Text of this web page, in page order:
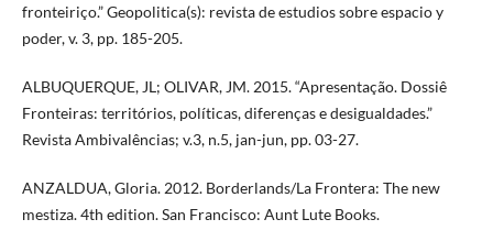
fronteiriço.” Geopolitica(s): revista de estudios sobre espacio y
poder, v. 3, pp. 185-205.
ALBUQUERQUE, JL; OLIVAR, JM. 2015. “Apresentação. Dossiê
Fronteiras: territórios, políticas, diferenças e desigualdades.”
Revista Ambivalências; v.3, n.5, jan-jun, pp. 03-27.
ANZALDUA, Gloria. 2012. Borderlands/La Frontera: The new
mestiza. 4th edition. San Francisco: Aunt Lute Books.